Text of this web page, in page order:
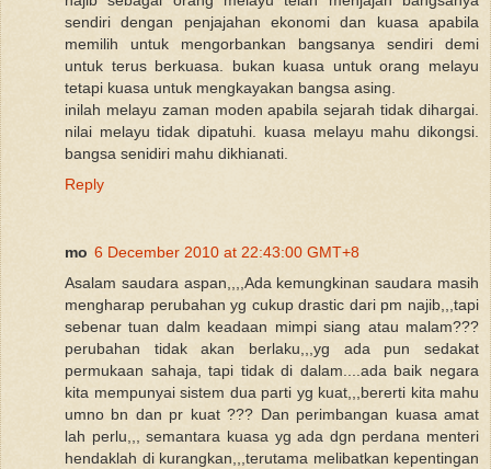
sendiri dengan penjajahan ekonomi dan kuasa apabila
memilih untuk mengorbankan bangsanya sendiri demi
untuk terus berkuasa. bukan kuasa untuk orang melayu
tetapi kuasa untuk mengkayakan bangsa asing.
inilah melayu zaman moden apabila sejarah tidak dihargai.
nilai melayu tidak dipatuhi. kuasa melayu mahu dikongsi.
bangsa senidiri mahu dikhianati.
Reply
mo 6 December 2010 at 22:43:00 GMT+8
Asalam saudara aspan,,,,Ada kemungkinan saudara masih
mengharap perubahan yg cukup drastic dari pm najib,,,tapi
sebenar tuan dalm keadaan mimpi siang atau malam???
perubahan tidak akan berlaku,,,yg ada pun sedakat
permukaan sahaja, tapi tidak di dalam....ada baik negara
kita mempunyai sistem dua parti yg kuat,,,bererti kita mahu
umno bn dan pr kuat ??? Dan perimbangan kuasa amat
lah perlu,,, semantara kuasa yg ada dgn perdana menteri
hendaklah di kurangkan,,,terutama melibatkan kepentingan